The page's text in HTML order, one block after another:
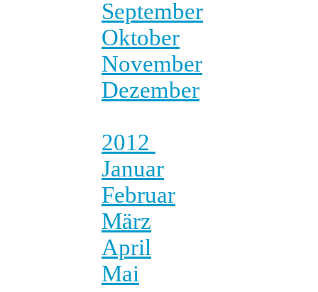
September
Oktober
November
Dezember
2012
Januar
Februar
März
April
Mai